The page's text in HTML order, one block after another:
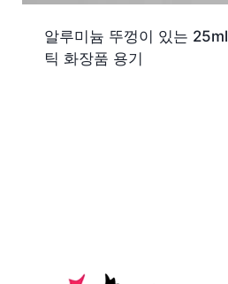
알루미늄 뚜껑이 있는
틱 화장품 용기